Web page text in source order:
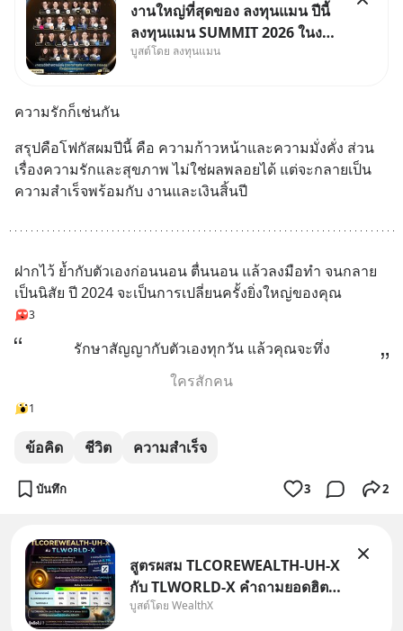
งานใหญ่ที่สุดของ ลงทุนแมน ปีนี้
ลงทุนแมน SUMMIT 2026 ในงาน
นี้จะมีเจ้าของธุรกิจ Dr.PONG,
แชร์ความรู้การสร้างธุรกิจ
บูสต์โดย ลงทุนแมน
ความรักก็เช่นกัน
สรุปคือโฟกัสผมปีนี้ คือ ความก้าวหน้าและความมั่งคั่ง ส่วน
เรื่องความรักและสุขภาพ ไม่ใช่ผลพลอยได้ แต่จะกลายเป็น
ความสำเร็จพร้อมกับ งานและเงินสิ้นปี
ฝากไว้ ย้ำกับตัวเองก่อนนอน ตื่นนอน แล้วลงมือทำ จนกลาย
เป็นนิสัย ปี 2024 จะเป็นการเปลี่ยนครั้งยิ่งใหญ่ของคุณ
3
รักษาสัญญากับตัวเองทุกวัน แล้วคุณจะทึ่ง
ใครสักคน
1
ข้อคิด ชีวิต ความสำเร็จ
บันทึก 3 2
สูตรผสม TLCOREWEALTH-UH-X
กับ TLWORLD-X คำถามยอดฮิตที่
คนใช้ WealthX ถามเข้ามา
บูสต์โดย WealthX